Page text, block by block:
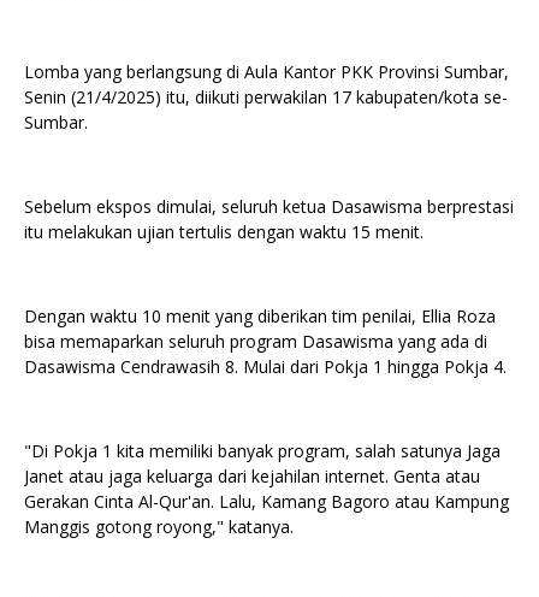
Lomba yang berlangsung di Aula Kantor PKK Provinsi Sumbar,
Senin (21/4/2025) itu, diikuti perwakilan 17 kabupaten/kota se-
Sumbar.
Sebelum ekspos dimulai, seluruh ketua Dasawisma berprestasi
itu melakukan ujian tertulis dengan waktu 15 menit.
Dengan waktu 10 menit yang diberikan tim penilai, Ellia Roza
bisa memaparkan seluruh program Dasawisma yang ada di
Dasawisma Cendrawasih 8. Mulai dari Pokja 1 hingga Pokja 4.
"Di Pokja 1 kita memiliki banyak program, salah satunya Jaga
Janet atau jaga keluarga dari kejahilan internet. Genta atau
Gerakan Cinta Al-Qur'an. Lalu, Kamang Bagoro atau Kampung
Manggis gotong royong," katanya.